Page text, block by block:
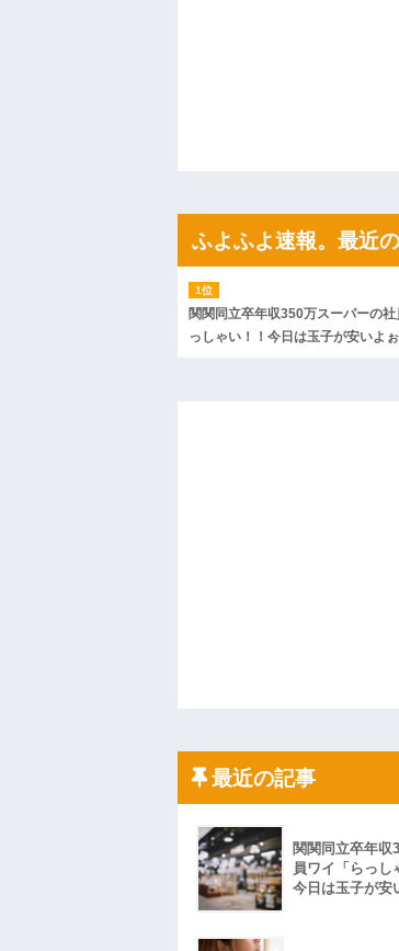
ハードオフに売っていた4
私「ちょっと、人の家の金
たから、開けてみようとし
私「初めて飲む味だけどな
【ネット騒然】惨殺された
ｗｗｗｗｗｗｗｗｗｗ
【愕然】白のクラウン俺氏
wwwwwwwwwwww
百年の恋12-899 食べた量
【悲報】佐藤輝明・・・２
ふよふよ速報。最近
関関同立卒年収350万スーパーの
っしゃい！！今日は玉子が安いよぉ
最近の記事
関関同立卒年収
員ワイ「らっし
今日は玉子が安